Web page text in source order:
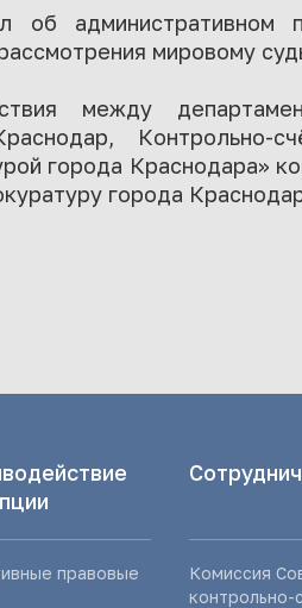
административном
мировому
между
Контрольно-
города Краснодара»
города
правовые
Комиссия
контрольно-